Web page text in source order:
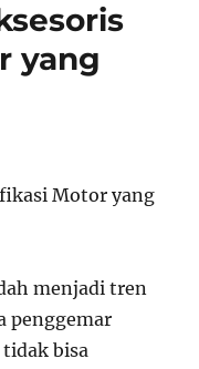
yang
Motor yang
menjadi tren
penggemar
bisa